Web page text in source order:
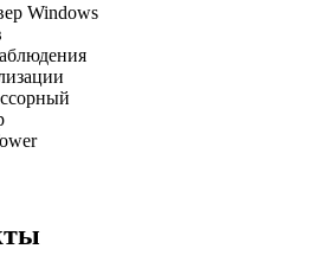
Windows